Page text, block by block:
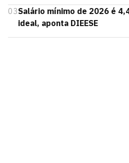
03Salário mínimo de 2026 é
ideal, aponta DIEESE